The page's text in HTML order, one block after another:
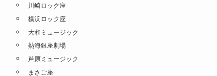
川崎ロック座
横浜ロック座
大和ミュージック
熱海銀座劇場
芦原ミュージック
まさご座